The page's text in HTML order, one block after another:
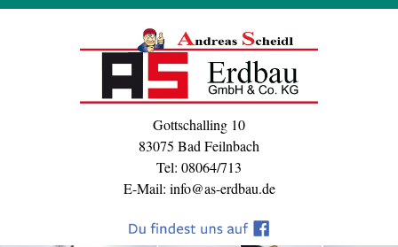
Gottschalling 10
83075 Bad Feilnbach
Tel: 08064/713
E-Mail: info@as-erdbau.de